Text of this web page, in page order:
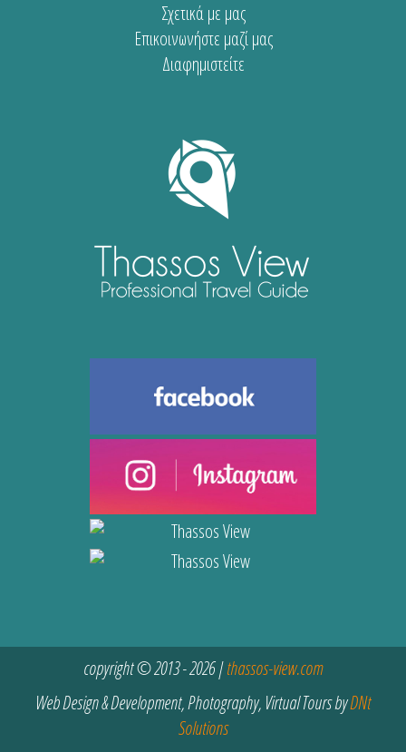
Σχετικά με μας
Επικοινωνήστε μαζί μας
Διαφημιστείτε
copyright © 2013 - 2026 |thassos-view.com
Web Design & Development, Photography, Virtual Tours byDNt
Solutions